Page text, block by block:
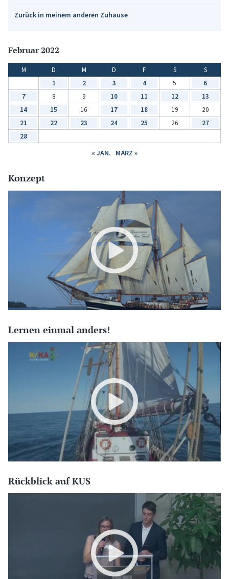
Zurück in meinem anderen Zuhause
Februar 2022
M D M D F S
S
1
2 3 4 5
6
7
8 9 10 11 12
13
14
15 16 17 18 19
20
21
22 23 24 25 26
27
28
« JAN. MÄRZ »
Konzept
Lernen einmal anders!
Rückblick auf KUS